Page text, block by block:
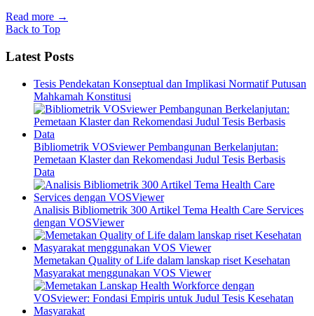
Read more →
Back to Top
Latest Posts
Tesis Pendekatan Konseptual dan Implikasi Normatif Putusan
Mahkamah Konstitusi
Bibliometrik VOSviewer Pembangunan Berkelanjutan:
Pemetaan Klaster dan Rekomendasi Judul Tesis Berbasis
Data
Analisis Bibliometrik 300 Artikel Tema Health Care Services
dengan VOSViewer
Memetakan Quality of Life dalam lanskap riset Kesehatan
Masyarakat menggunakan VOS Viewer